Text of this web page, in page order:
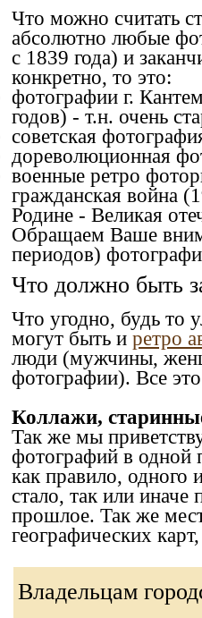
Что можно считать
абсолютно любые
с 1839 года) и
конкретно, то это:
фотографии г.
годов) - т.н. очень
советская
дореволюционная
военные ретро
гражданская война
Родине - Великая
Обращаем Ваше
периодов)
Что должно быть
Что угодно, будь то
могут быть и ретро
люди (мужчины,
фотографии). Все
Коллажи,
Так же мы
фотографий в одной
как правило, одного
стало, так или
прошлое. Так же
географических
Владельцам